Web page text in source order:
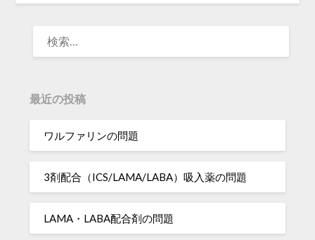
最近の投稿
ワルファリンの問題
3剤配合（ICS/LAMA/LABA）吸入薬の問題
LAMA・LABA配合剤の問題